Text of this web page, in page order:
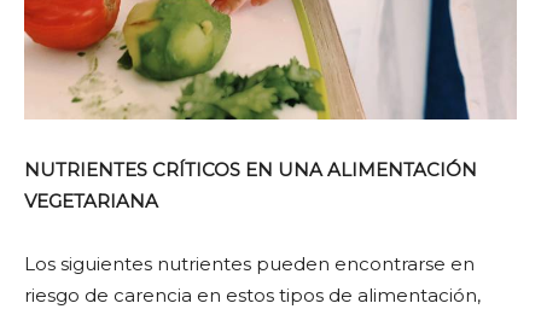
NUTRIENTES CRÍTICOS EN UNA ALIMENTACIÓN
VEGETARIANA
Los siguientes nutrientes pueden encontrarse en
riesgo de carencia en estos tipos de alimentación,